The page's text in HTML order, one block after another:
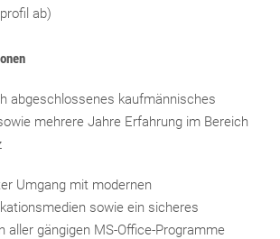
ab)
abgeschlossenes kaufmännisches
mehrere Jahre Erfahrung im Bereich
Umgang mit modernen
sowie ein sicheres
aller gängigen MS-Office-Programme